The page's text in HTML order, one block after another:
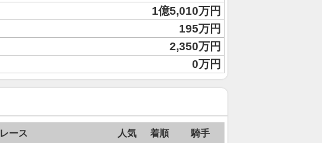
1億5,010万円
195万円
2,350万円
0万円
レース 人気 着順 騎手